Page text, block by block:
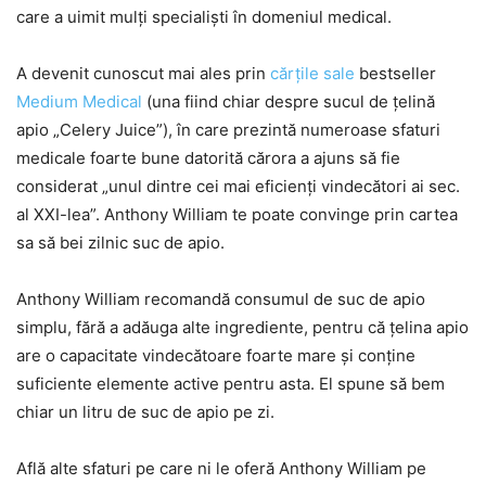
care a uimit mulți specialiști în domeniul medical.
A devenit cunoscut mai ales prin cărțile sale bestseller
Medium Medical (una fiind chiar despre sucul de țelină
apio „Celery Juice”), în care prezintă numeroase sfaturi
medicale foarte bune datorită cărora a ajuns să fie
considerat „unul dintre cei mai eficienți vindecători ai sec.
al XXI-lea”. Anthony William te poate convinge prin cartea
sa să bei zilnic suc de apio.
Anthony William recomandă consumul de suc de apio
simplu, fără a adăuga alte ingrediente, pentru că țelina apio
are o capacitate vindecătoare foarte mare și conține
suficiente elemente active pentru asta. El spune să bem
chiar un litru de suc de apio pe zi.
Află alte sfaturi pe care ni le oferă Anthony William pe